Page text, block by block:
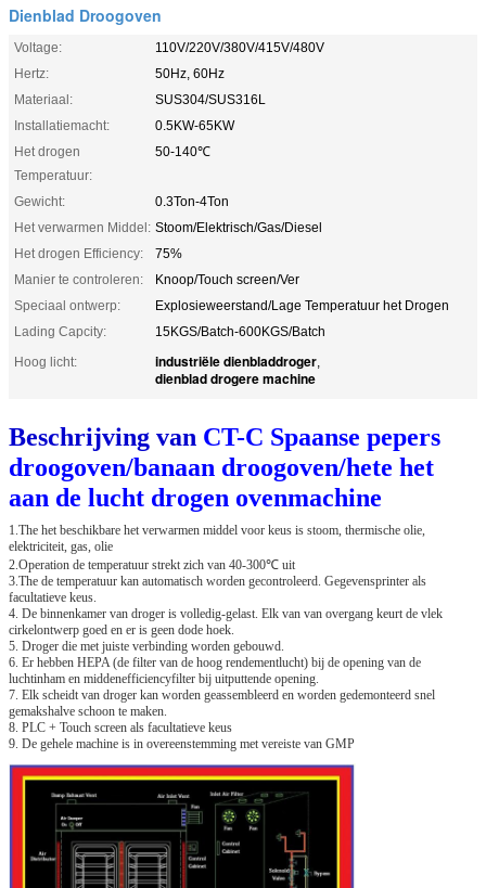
Dienblad Droogoven
Voltage:
110V/220V/380V/415V/480V
Hertz:
50Hz, 60Hz
Materiaal:
SUS304/SUS316L
Installatiemacht:
0.5KW-65KW
Het drogen
Temperatuur:
50-140℃
Gewicht:
0.3Ton-4Ton
Het verwarmen Middel: Stoom/Elektrisch/Gas/Diesel
Het drogen Efficiency:
75%
Manier te controleren:
Knoop/Touch screen/Ver
Speciaal ontwerp:
Explosieweerstand/Lage Temperatuur het Drogen
Lading Capcity:
15KGS/Batch-600KGS/Batch
Hoog licht:
industriële dienbladdroger,
dienblad drogere machine
Beschrijving van CT-C Spaanse pepers
droogoven/banaan droogoven/hete het
aan de lucht drogen ovenmachine
1.The het beschikbare het verwarmen middel voor keus is stoom, thermische olie,
elektriciteit, gas, olie
2.Operation de temperatuur strekt zich van 40-300℃ uit
3.The de temperatuur kan automatisch worden gecontroleerd. Gegevensprinter als
facultatieve keus.
4. De binnenkamer van droger is volledig-gelast. Elk van van overgang keurt de vlek
cirkelontwerp goed en er is geen dode hoek.
5. Droger die met juiste verbinding worden gebouwd.
6. Er hebben HEPA (de filter van de hoog rendementlucht) bij de opening van de
luchtinham en middenefficiencyfilter bij uitputtende opening.
7. Elk scheidt van droger kan worden geassembleerd en worden gedemonteerd snel
gemakshalve schoon te maken.
8. PLC + Touch screen als facultatieve keus
9. De gehele machine is in overeenstemming met vereiste van GMP